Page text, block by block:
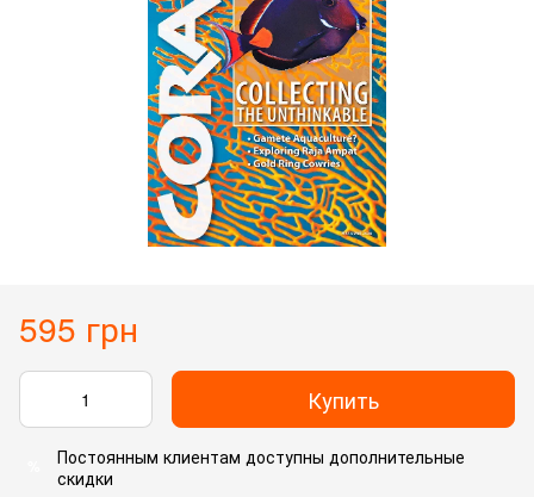
595 грн
Купить
Постоянным клиентам доступны дополнительные
скидки